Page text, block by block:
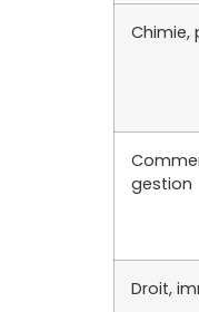
Chimie,
gestion
Droit,